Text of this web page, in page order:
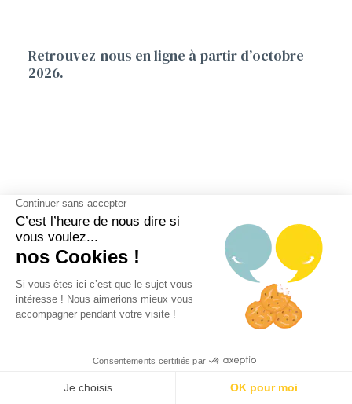
Retrouvez-nous en ligne à partir d’octobre
2026.